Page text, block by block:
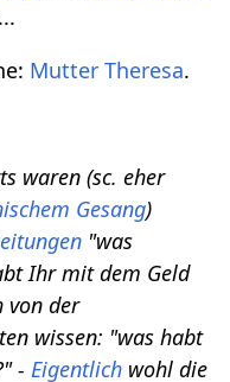
Mutter Theresa.
waren (sc. eher
Gesang)
"was
Ihr mit dem Geld
von der
wissen: "was habt
-Eigentlich wohl die